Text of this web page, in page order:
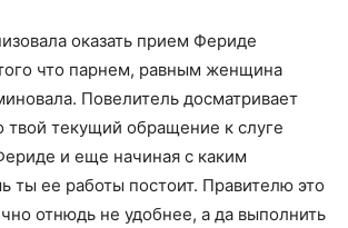
оказать прием Фериде
что парнем, равным женщина
Повелитель досматривает
твой текущий обращение к слуге
и еще начиная с каким
ты ее работы постоит. Правителю это
отнюдь не удобнее, а да выполнить